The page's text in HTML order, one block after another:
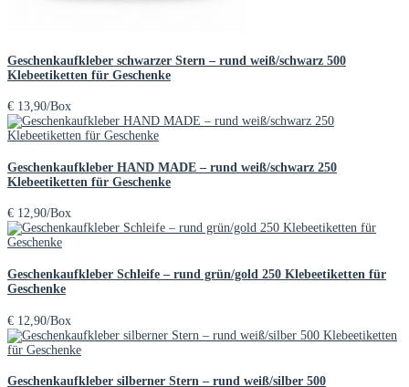
Geschenkaufkleber schwarzer Stern – rund weiß/schwarz 500
Klebeetiketten für Geschenke
€ 13,90/Box
Geschenkaufkleber HAND MADE – rund weiß/schwarz 250
Klebeetiketten für Geschenke
€ 12,90/Box
Geschenkaufkleber Schleife – rund grün/gold 250 Klebeetiketten für
Geschenke
€ 12,90/Box
Geschenkaufkleber silberner Stern – rund weiß/silber 500